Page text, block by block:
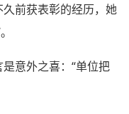
前获表彰的经历，她
意外之喜：“单位把